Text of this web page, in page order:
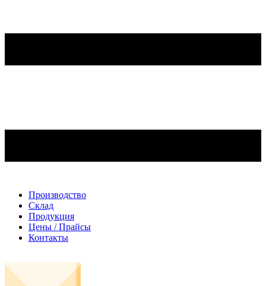
Производство
Склад
Продукция
Цены / Прайсы
Контакты